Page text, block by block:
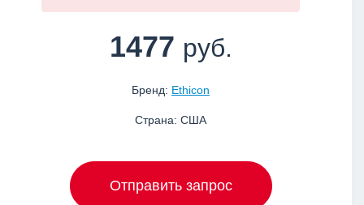
1477 руб.
Бренд: Ethicon
Страна: США
Отправить запрос